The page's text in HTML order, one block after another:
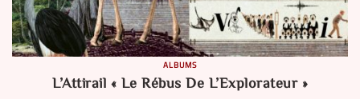
ALBUMS
L’Attirail « Le Rébus De L’Explorateur »